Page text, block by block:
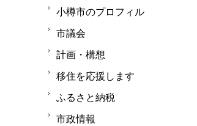
小樽市のプロフィル
市議会
計画・構想
移住を応援します
ふるさと納税
市政情報